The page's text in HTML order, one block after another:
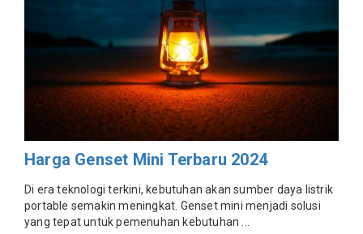
Harga Genset Mini Terbaru 2024
Di era teknologi terkini, kebutuhan akan sumber daya listrik
portable semakin meningkat. Genset mini menjadi solusi
yang tepat untuk pemenuhan kebutuhan ...